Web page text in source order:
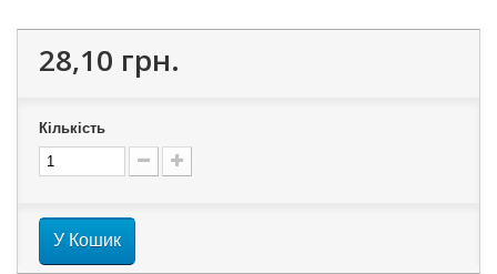
28,10 грн.
Кількість
У Кошик